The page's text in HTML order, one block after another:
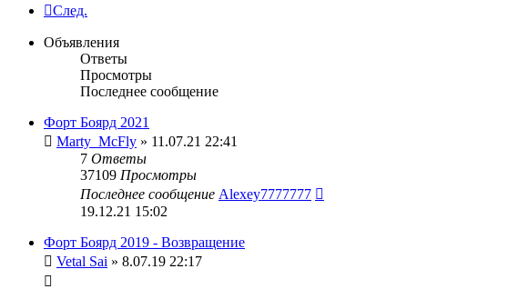
След.
Объявления
Ответы
Просмотры
Последнее сообщение
Форт Боярд 2021
Marty_McFly » 11.07.21 22:41
7 Ответы
37109 Просмотры
Последнее сообщение Alexey7777777
19.12.21 15:02
Форт Боярд 2019 - Возвращение
Vetal Sai » 8.07.19 22:17